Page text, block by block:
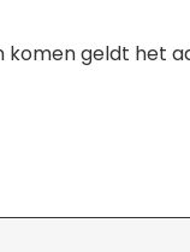
geldt het